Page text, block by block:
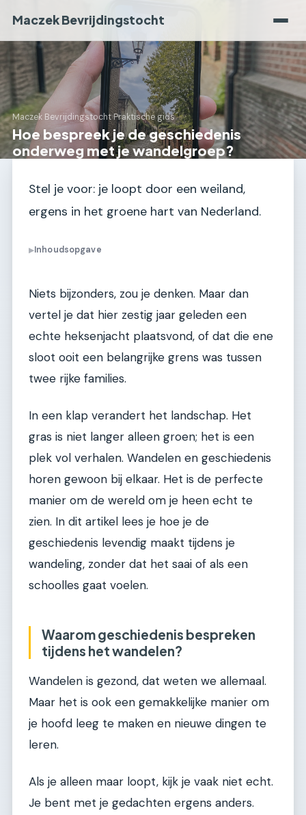
Maczek Bevrijdingstocht
Maczek Bevrijdingstocht›Praktische gids
Hoe bespreek je de geschiedenis
onderweg met je wandelgroep?
Stel je voor: je loopt door een weiland,
ergens in het groene hart van Nederland.
▶Inhoudsopgave
Niets bijzonders, zou je denken. Maar dan
vertel je dat hier zestig jaar geleden een
echte heksenjacht plaatsvond, of dat die ene
sloot ooit een belangrijke grens was tussen
twee rijke families.
In een klap verandert het landschap. Het
gras is niet langer alleen groen; het is een
plek vol verhalen. Wandelen en geschiedenis
horen gewoon bij elkaar. Het is de perfecte
manier om de wereld om je heen echt te
zien. In dit artikel lees je hoe je de
geschiedenis levendig maakt tijdens je
wandeling, zonder dat het saai of als een
schoolles gaat voelen.
Waarom geschiedenis bespreken
tijdens het wandelen?
Wandelen is gezond, dat weten we allemaal.
Maar het is ook een gemakkelijke manier om
je hoofd leeg te maken en nieuwe dingen te
leren.
Als je alleen maar loopt, kijk je vaak niet echt.
Je bent met je gedachten ergens anders.